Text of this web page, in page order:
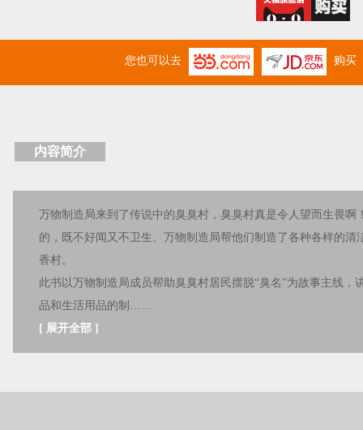
您也可以去 购买
内容简介
万物制造局来到了传说中的臭臭村，臭臭村真是令人望而生畏啊
的，既不好闻又不卫生。万物制造局帮他们制造了各种各样的
香村。
此书以万物制造局成员帮助臭臭村居民摆脱“臭名”为故事主线
品和生活用品的制……
[ 展开全部 ]